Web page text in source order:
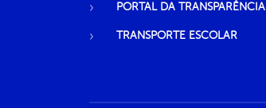
PORTAL DA TRANSPARÊNCIA
TRANSPORTE ESCOLAR